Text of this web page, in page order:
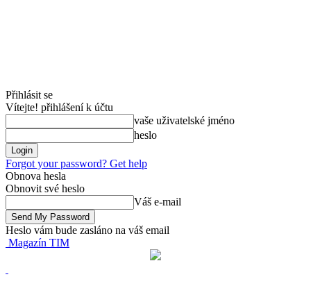
Přihlásit se
Vítejte! přihlášení k účtu
vaše uživatelské jméno
heslo
Forgot your password? Get help
Obnova hesla
Obnovit své heslo
Váš e-mail
Heslo vám bude zasláno na váš email
Magazín TIM